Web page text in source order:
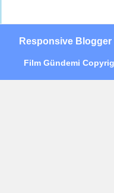
Responsive Blogger
Film Gündemi